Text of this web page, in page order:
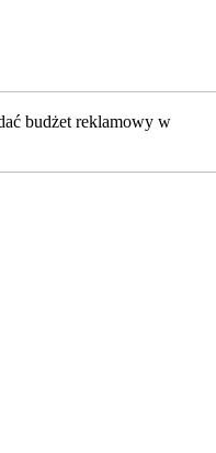
budżet reklamowy w